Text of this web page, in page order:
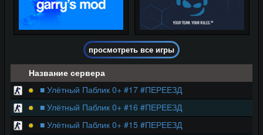
просмотреть все игры
Название сервера
■ Улётный Паблик 0+ #17 #ПЕРЕЕЗД
■ Улётный Паблик 0+ #16 #ПЕРЕЕЗД
■ Улётный Паблик 0+ #15 #ПЕРЕЕЗД